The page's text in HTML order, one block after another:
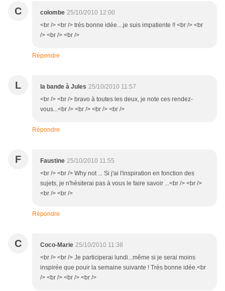
C colombe 25/10/2010 12:00
<br /> <br /> très bonne idée....je suis impatiente !! <br /> <br
/> <br /> <br />
Répondre
L la bande à Jules 25/10/2010 11:57
<br /> <br /> bravo à toutes les deux, je note ces rendez-
vous...<br /> <br /> <br /> <br />
Répondre
F Faustine 25/10/2010 11:55
<br /> <br /> Why not ... Si j'ai l'inspiration en fonction des
sujets, je n'hésiterai pas à vous le faire savoir ...<br /> <br />
<br /> <br />
Répondre
C Coco-Marie 25/10/2010 11:38
<br /> <br /> Je participerai lundi...même si je serai moins
inspirée que pouir la semaine suivante ! Très bonne idée.<br
/> <br /> <br /> <br />